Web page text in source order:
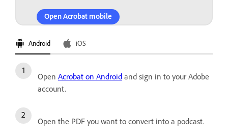
Open Acrobat mobile
Android iOS
Open Acrobat on Android and sign in to your Adobe
account.
Open the PDF you want to convert into a podcast.